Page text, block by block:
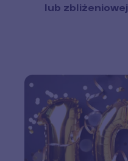
lub zbliżeniowej